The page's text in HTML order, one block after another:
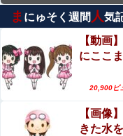
エロ漫画『改
に無料で読
【話題】河内
ーンのモザ無
なエロおっ
ま にゅそく週間 人気
【動画
にここ
20,900ビ
【画像
きた水